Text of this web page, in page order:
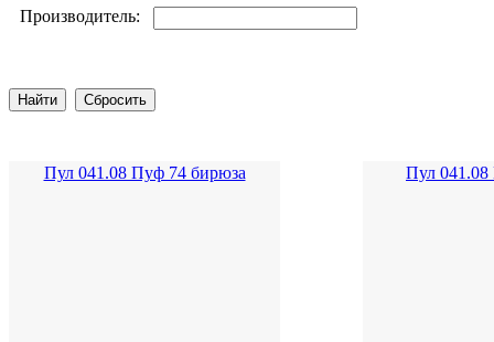
Производитель:
Пул 041.08 Пуф 74 бирюза Пул